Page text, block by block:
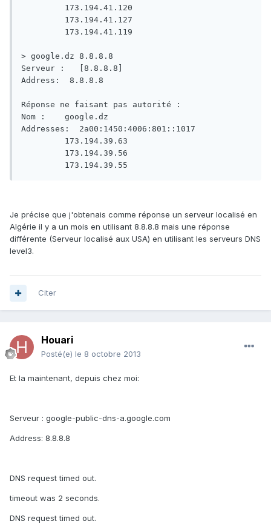
> google.dz 8.8.8.8
Serveur :   [8.8.8.8]
Address:  8.8.8.8
Réponse ne faisant pas autorité :
Nom :    google.dz
Addresses:  2a00:1450:4006:801::1017
         173.194.39.55
Je précise que j'obtenais comme réponse un serveur localisé en
Algérie il y a un mois en utilisant 8.8.8.8 mais une réponse
différente (Serveur localisé aux USA) en utilisant les serveurs DNS
level3.
Citer
Houari
Posté(e) le 8 octobre 2013
Et la maintenant, depuis chez moi:
Serveur : google-public-dns-a.google.com
Address: 8.8.8.8
DNS request timed out.
timeout was 2 seconds.
DNS request timed out.